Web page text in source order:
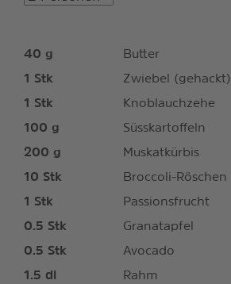
40 g
Butter
1 Stk
Zwiebel (gehackt)
1 Stk
Knoblauchzehe
100 g
Süsskartoffeln
200 g
Muskatkürbis
10 Stk
Broccoli-Röschen
1 Stk
Passionsfrucht
0.5 Stk
Granatapfel
0.5 Stk
Avocado
1.5 dl
Rahm